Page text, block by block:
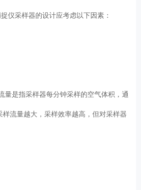
仪采样器的设计应考虑以下因素：
量是指采样器每分钟采样的空气体积，通
样流量越大，采样效率越高，但对采样器